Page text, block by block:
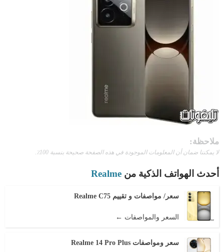
ملاحظة:
لا يمكننا ضمان أن المعلومات الموجودة في هذه الصفحة صحيحة بنسبة 100٪.
أحدث الهواتف الذكية من Realme
سعر/ مواصفات و تقييم Realme C75
السعر والمواصفات ←
سعر ومواصفات Realme 14 Pro Plus